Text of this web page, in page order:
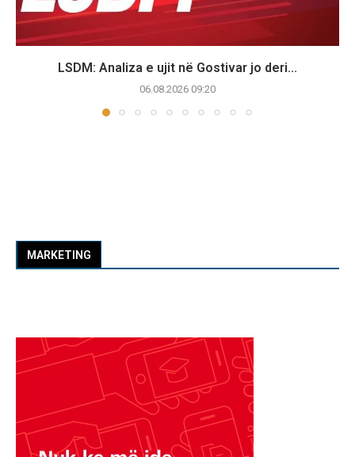
LSDM: Analiza e ujit në Gostivar jo deri...
06.08.2026 09:20
MARKETING